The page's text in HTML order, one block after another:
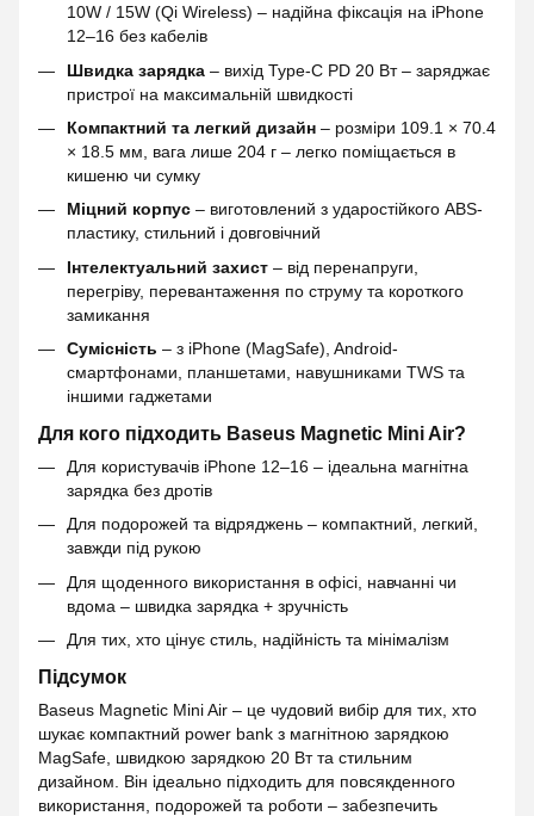
10W / 15W (Qi Wireless) – надійна фіксація на iPhone
12–16 без кабелів
Швидка зарядка – вихід Type-C PD 20 Вт – заряджає
пристрої на максимальній швидкості
Компактний та легкий дизайн – розміри 109.1 × 70.4
× 18.5 мм, вага лише 204 г – легко поміщається в
кишеню чи сумку
Міцний корпус – виготовлений з ударостійкого ABS-
пластику, стильний і довговічний
Інтелектуальний захист – від перенапруги,
перегріву, перевантаження по струму та короткого
замикання
Сумісність – з iPhone (MagSafe), Android-
смартфонами, планшетами, навушниками TWS та
іншими гаджетами
Для кого підходить Baseus Magnetic Mini Air?
Для користувачів iPhone 12–16 – ідеальна магнітна
зарядка без дротів
Для подорожей та відряджень – компактний, легкий,
завжди під рукою
Для щоденного використання в офісі, навчанні чи
вдома – швидка зарядка + зручність
Для тих, хто цінує стиль, надійність та мінімалізм
Підсумок
Baseus Magnetic Mini Air – це чудовий вибір для тих, хто
шукає компактний power bank з магнітною зарядкою
MagSafe, швидкою зарядкою 20 Вт та стильним
дизайном. Він ідеально підходить для повсякденного
використання, подорожей та роботи – забезпечить